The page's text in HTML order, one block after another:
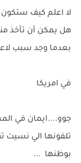
لا اعلم كيف ستكون
هل يمكن أن تأخذ
بعدما وجد سبب
في امريكا
جوو....ايمان في
تلفونها الي نسيت
بوظنها ...